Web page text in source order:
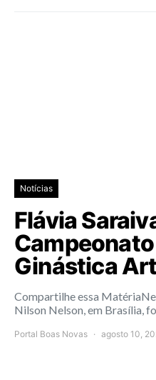
Notícias
Flávia
Ginástica
Compartilhe essa
Nilson Nelson, em Brasília,
Portal Boas Novas agosto 10,